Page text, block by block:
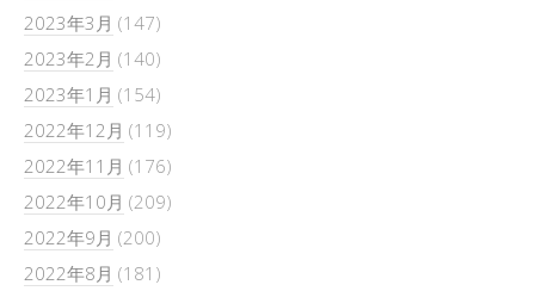
2023年3月 (147)
2023年2月 (140)
2023年1月 (154)
2022年12月 (119)
2022年11月 (176)
2022年10月 (209)
2022年9月 (200)
2022年8月 (181)